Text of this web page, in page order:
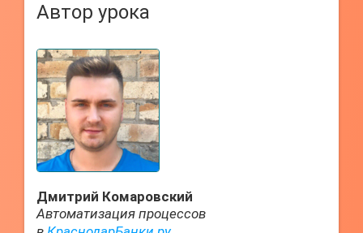
Автор урока
Дмитрий Комаровский
Автоматизация процессов